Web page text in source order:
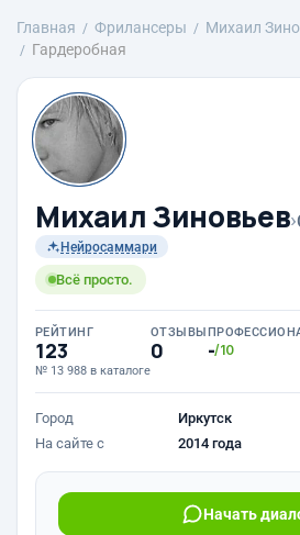
Главная Фрилансеры Михаил
Гардеробная
Михаил Зиновьев›
Нейросаммари
Всё просто.
РЕЙТИНГ
123
№ 13 988 в каталоге
ОТЗЫВЫ
0 -/10
Город
Иркутск
На сайте с
2014 года
Начать